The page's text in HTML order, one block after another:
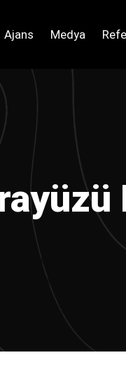
Ajans Medya